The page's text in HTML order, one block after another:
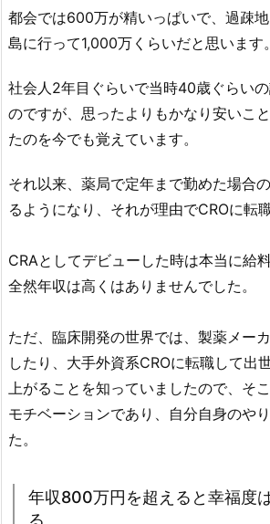
都会では600万が精いっぱいで、過疎
島に行って1,000万くらいだと思います。
社会人2年目ぐらいで当時40歳ぐらい
のですが、思ったよりもかなり安いこ
たのを今でも覚えています。
それ以来、薬局で定年まで勤めた場合
るようになり、それが理由でCROに転
CRAとしてデビューした時は本当に給
全然年収は高くはありませんでした。
ただ、臨床開発の世界では、製薬メー
したり、大手外資系CROに転職して出
上がることを知っていましたので、そ
モチベーションであり、自分自身のや
た。
年収800万円を超えると幸福度
る